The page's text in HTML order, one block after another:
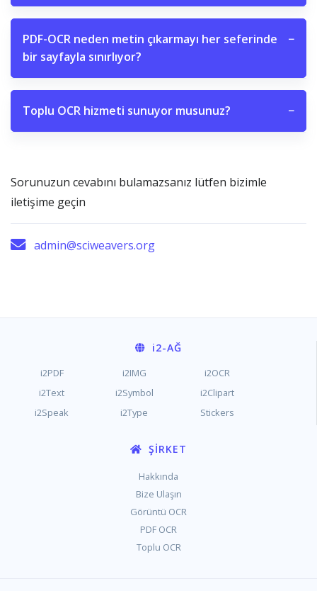
PDF-OCR neden metin çıkarmayı her seferinde
bir sayfayla sınırlıyor?
−
Toplu OCR hizmeti sunuyor musunuz? −
Sorunuzun cevabını bulamazsanız lütfen bizimle
iletişime geçin
admin@sciweavers.org
i2-AĞ
i2PDF i2IMG
i2OCR
i2Text
i2Symbol
i2Clipart
i2Speak
i2Type Stickers
ŞIRKET
Hakkında
Bize Ulaşın
Görüntü OCR
PDF OCR
Toplu OCR